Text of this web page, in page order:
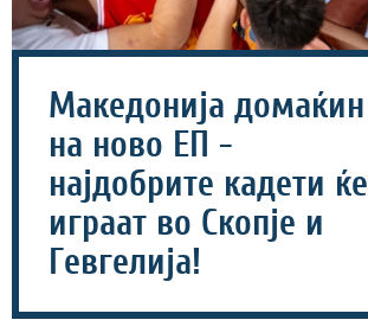
Македонија домаќин
на ново ЕП -
најдобрите кадети ќе
играат во Скопје и
Гевгелија!